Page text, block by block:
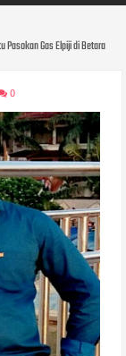
Pasokan Gas Elpiji di Betara
0